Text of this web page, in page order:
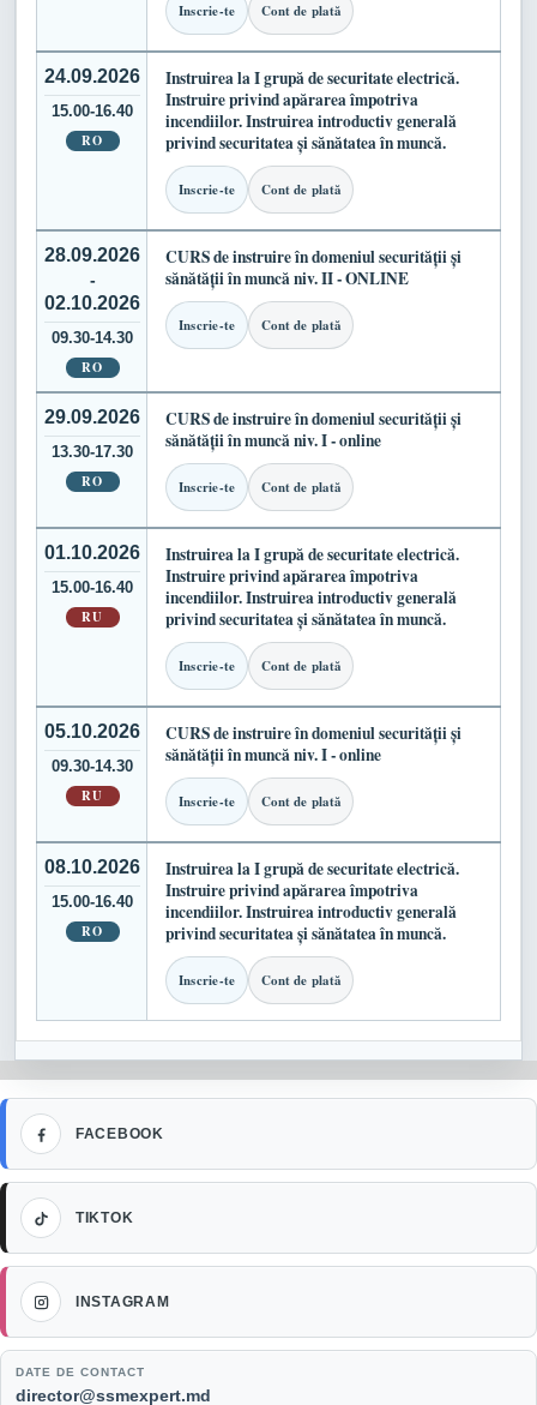
Inscrie-te Cont de plată
24.09.2026
15.00-16.40
RO
Instruirea la I grupă de securitate electrică.
Instruire privind apărarea împotriva
incendiilor. Instruirea introductiv generală
privind securitatea și sănătatea în muncă.
Inscrie-te Cont de plată
28.09.2026
-
02.10.2026
09.30-14.30
RO
CURS de instruire în domeniul securității și
sănătății în muncă niv. II - ONLINE
Inscrie-te Cont de plată
29.09.2026
13.30-17.30
RO
CURS de instruire în domeniul securității și
sănătății în muncă niv. I - online
Inscrie-te Cont de plată
01.10.2026
15.00-16.40
RU
Instruirea la I grupă de securitate electrică.
Instruire privind apărarea împotriva
incendiilor. Instruirea introductiv generală
privind securitatea și sănătatea în muncă.
Inscrie-te Cont de plată
05.10.2026
09.30-14.30
RU
CURS de instruire în domeniul securității și
sănătății în muncă niv. I - online
Inscrie-te Cont de plată
08.10.2026
15.00-16.40
RO
Instruirea la I grupă de securitate electrică.
Instruire privind apărarea împotriva
incendiilor. Instruirea introductiv generală
privind securitatea și sănătatea în muncă.
Inscrie-te Cont de plată
FACEBOOK
Facebook
DATE DE CONTACT
Email:
director@ssmexpert.md
TIKTOK
TikTok
INSTAGRAM
Instagram